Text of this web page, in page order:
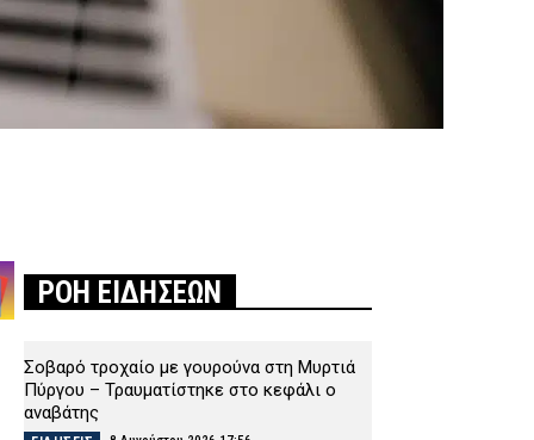
ΡΟΗ ΕΙΔΗΣΕΩΝ
Σοβαρό τροχαίο με γουρούνα στη Μυρτιά
Πύργου – Τραυματίστηκε στο κεφάλι ο
αναβάτης